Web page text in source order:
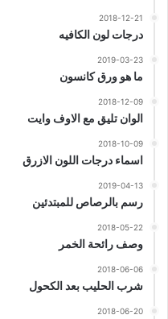
2018-12-21
درجات لون الكافيه
2019-03-23
ما هو ورق كانسون
2018-12-09
الوان تليق مع الاوف وايت
2018-10-09
اسماء درجات اللون الازرق
2019-04-13
رسم بالرصاص للمبتدئين
2018-05-22
وصف رائحة الخمر
2018-06-06
شرب الحليب بعد الكحول
2018-06-20